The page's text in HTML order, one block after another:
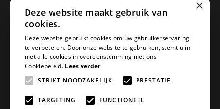
Over ons
Brouwerijen
Onze bieren
Onze bierpakketten
Biercheque inleveren
Adventskalender
Blogs
5076SV Haaren
Nederland
info@geheimbiertje.nl
KVK: 76419304
×
Deze website maakt gebruik van
cookies.
Deze website gebruikt cookies om uw gebruikerservaring
te verbeteren. Door onze website te gebruiken, stemt u in
met alle cookies in overeenstemming met ons
Cookiebeleid. Lees verder
STRIKT NOODZAKELIJK
PRESTATIE
TARGETING FUNCTIONEEL